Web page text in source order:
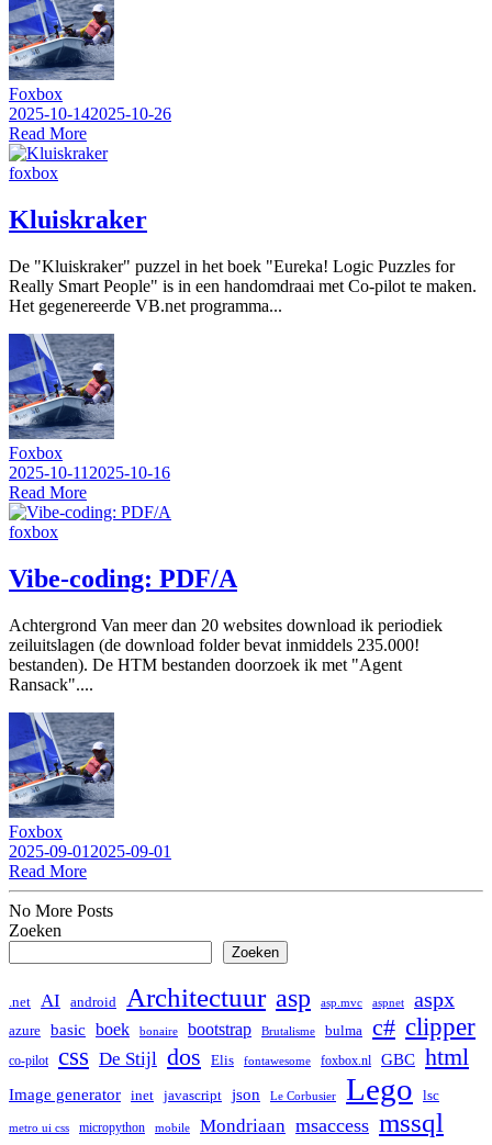
Foxbox
2025-10-142025-10-26
Read More
foxbox
Kluiskraker
De "Kluiskraker" puzzel in het boek "Eureka! Logic Puzzles for
Really Smart People" is in een handomdraai met Co-pilot te maken.
Het gegenereerde VB.net programma...
Foxbox
2025-10-11 2025-10-16
Read More
foxbox
Vibe-coding: PDF/A
Achtergrond Van meer dan 20 websites download ik periodiek
zeiluitslagen (de download folder bevat inmiddels 235.000!
bestanden). De HTM bestanden doorzoek ik met "Agent
Ransack"....
Foxbox
2025-09-01 2025-09-01
Read More
No More Posts
Zoeken
Zoeken
.net AI android Architectuur asp asp.mvc aspnet aspx
azure basic boek bonaire bootstrap Brutalisme bulma c# clipper
co-pilot css De Stijl dos Elis fontawesome foxbox.nl GBC html
Image generator inet javascript json Le Corbusier Lego lsc
metro ui css micropython mobile Mondriaan msaccess mssql